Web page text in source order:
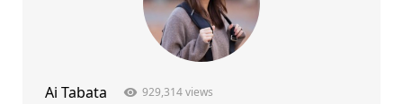
Ai Tabata 929,314 views